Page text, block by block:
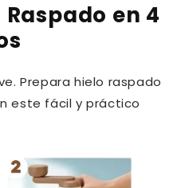
en 4
Prepara hielo raspado
este fácil y práctico